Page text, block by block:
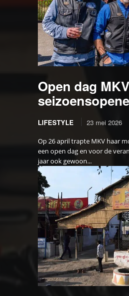
Open dag
LIFESTYLE 23 mei 2026
Op 26 april trapte MKV haar
een open dag en voor de
jaar ook gewoon...